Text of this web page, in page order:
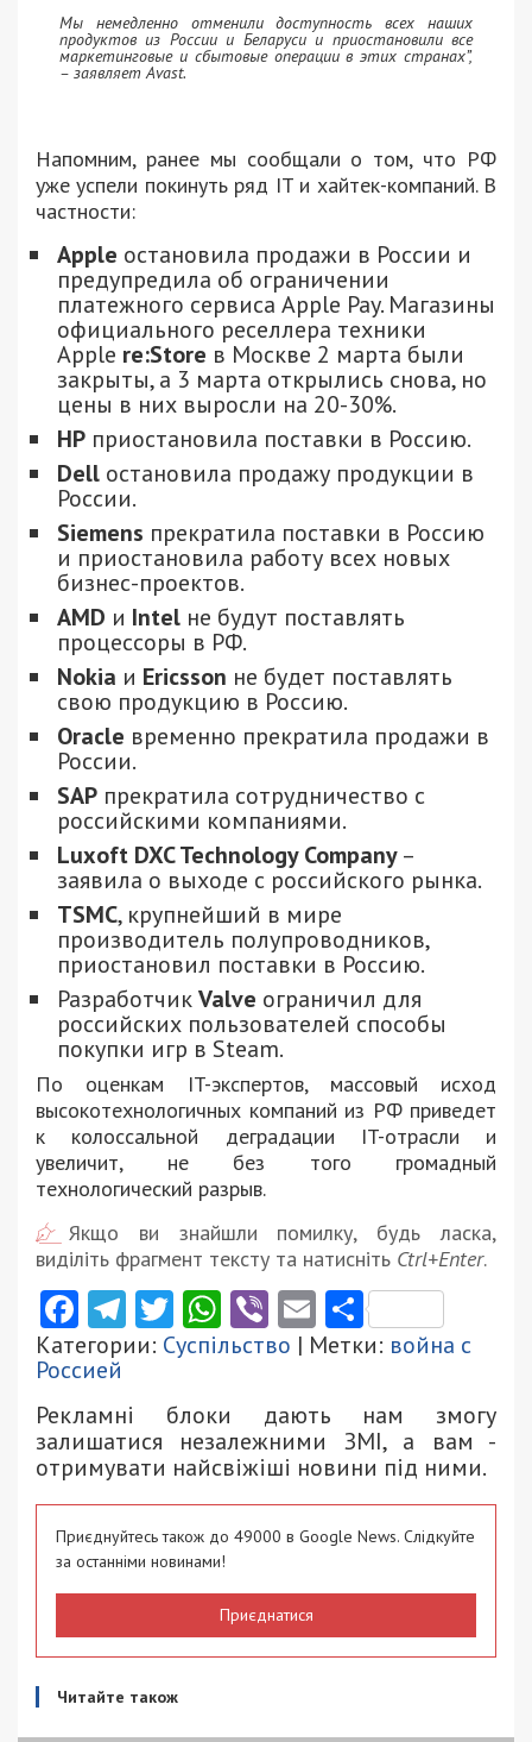
Мы немедленно отменили доступность всех наших
продуктов из России и Беларуси и приостановили все
маркетинговые и сбытовые операции в этих странах”,
– заявляет Avast.
Напомним, ранее мы сообщали о том, что РФ
уже успели покинуть ряд IT и хайтек-компаний. В
частности:
Apple остановила продажи в России и
предупредила об ограничении
платежного сервиса Apple Pay. Магазины
официального реселлера техники
Apple re:Store в Москве 2 марта были
закрыты, а 3 марта открылись снова, но
цены в них выросли на 20-30%.
HP приостановила поставки в Россию.
Dell остановила продажу продукции в
России.
Siemens прекратила поставки в Россию
и приостановила работу всех новых
бизнес-проектов.
AMD и Intel не будут поставлять
процессоры в РФ.
Nokia и Ericsson не будет поставлять
свою продукцию в Россию.
Oracle временно прекратила продажи в
России.
SAP прекратила сотрудничество с
российскими компаниями.
Luxoft DXC Technology Company–
заявила о выходе с российского рынка.
TSMC, крупнейший в мире
производитель полупроводников,
приостановил поставки в Россию.
РазработчикValve ограничил для
российских пользователей способы
покупки игр в Steam.
По оценкам IT-экспертов, массовый исход
высокотехнологичных компаний из РФ приведет
к колоссальной деградации IT-отрасли и
увеличит, не без того громадный
технологический разрыв.
Якщо ви знайшли помилку, будь ласка,
виділіть фрагмент тексту та натисніть Ctrl+Enter.
Facebook
Telegram
Twitter
WhatsApp
ViberEmail
Категории: Суспільство | Метки: война с
Россией
Рекламні блоки дають нам змогу
залишатися незалежними ЗМІ, а вам -
отримувати найсвіжіші новини під ними.
Приєднуйтесь також до 49000 в Google News. Слідкуйте
за останніми новинами!
Приєднатися
Читайте також